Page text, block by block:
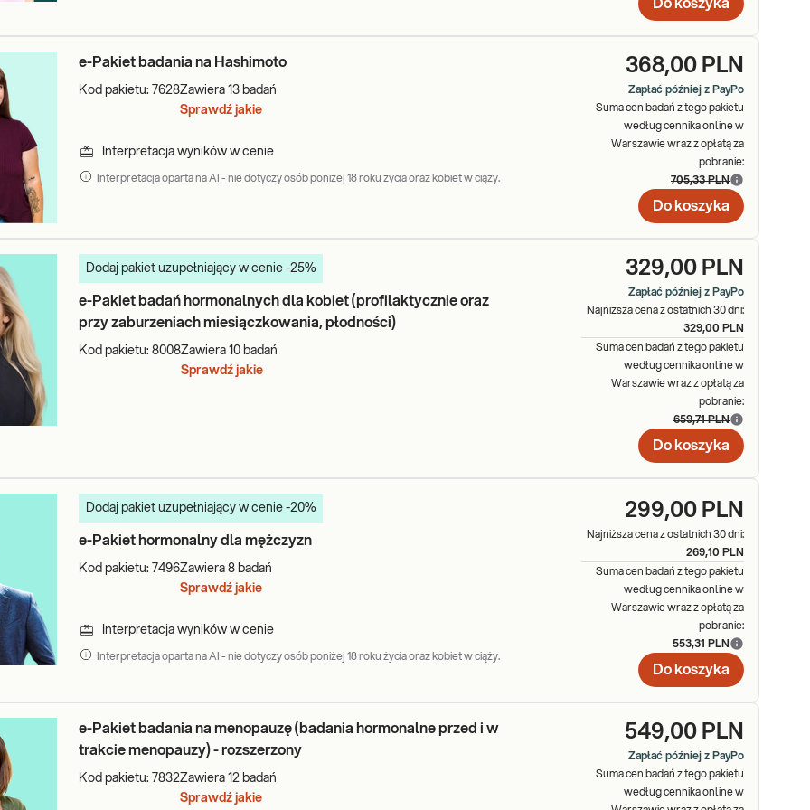
hormonów płciowych.**** Dominującym hormonem u mężczyzn jest produkowany w jądrach testosteron. Ma on kluczowy
ale także wygląd ciała i samopoczucie. Odpowiada za charakterystyczne dla płci męskiej cechy, takie jak typ owłosienia,
Wraz z innymi estrogenami odpowiada za rozwój narządów płciowych i drugorzędowych cech płciowych kobiety. Wpływa na
i jest niezbędny w implantacji zarodka i utrzymaniu ciąży.
problemów zdrowotnych, zakłócając fizyczne, psychiczne i emocjonalne samopoczucie. Badania hormonów, wykonywane zwykle z
diagnostyki zaburzeń, wynikających z nadczynności lub niedoczynności gruczołów układu dokrewnego.
objawów:
u kobiet
i nadczynność tarczycy – choroba Cushinga (↓TSH, ↑fT4, ↑TRAb),
występujące u mężczyzn
u dzieci
Do koszyka
e-Pakiet badania na Hashimoto
Kod pakietu: 7628Zawiera 13 badań
Sprawdź jakie
Interpretacja wyników w cenie
Interpretacja oparta na AI - nie dotyczy osób poniżej 18 roku życia oraz kobiet w ciąży.
368,00 PLN
Zapłać później z PayPo
Suma cen badań z tego pakietu
według cennika online w
Warszawie wraz z opłatą za
pobranie:
705,33 PLN
Do koszyka
Dodaj pakiet uzupełniający w cenie -25%
e-Pakiet badań hormonalnych dla kobiet (profilaktycznie oraz
przy zaburzeniach miesiączkowania, płodności)
Kod pakietu: 8008Zawiera 10 badań
Sprawdź jakie
329,00 PLN
Zapłać później z PayPo
Najniższa cena z ostatnich 30 dni:
329,00 PLN
Suma cen badań z tego pakietu
według cennika online w
Warszawie wraz z opłatą za
pobranie:
659,71 PLN
Do koszyka
Dodaj pakiet uzupełniający w cenie -20%
e-Pakiet hormonalny dla mężczyzn
Kod pakietu: 7496Zawiera 8 badań
Sprawdź jakie
Interpretacja wyników w cenie
Interpretacja oparta na AI - nie dotyczy osób poniżej 18 roku życia oraz kobiet w ciąży.
299,00 PLN
Najniższa cena z ostatnich 30 dni:
269,10 PLN
Suma cen badań z tego pakietu
według cennika online w
Warszawie wraz z opłatą za
pobranie:
553,31 PLN
Do koszyka
e-Pakiet badania na menopauzę (badania hormonalne przed i w
trakcie menopauzy) - rozszerzony
Kod pakietu: 7832Zawiera 12 badań
Sprawdź jakie
549,00 PLN
Zapłać później z PayPo
Suma cen badań z tego pakietu
według cennika online w